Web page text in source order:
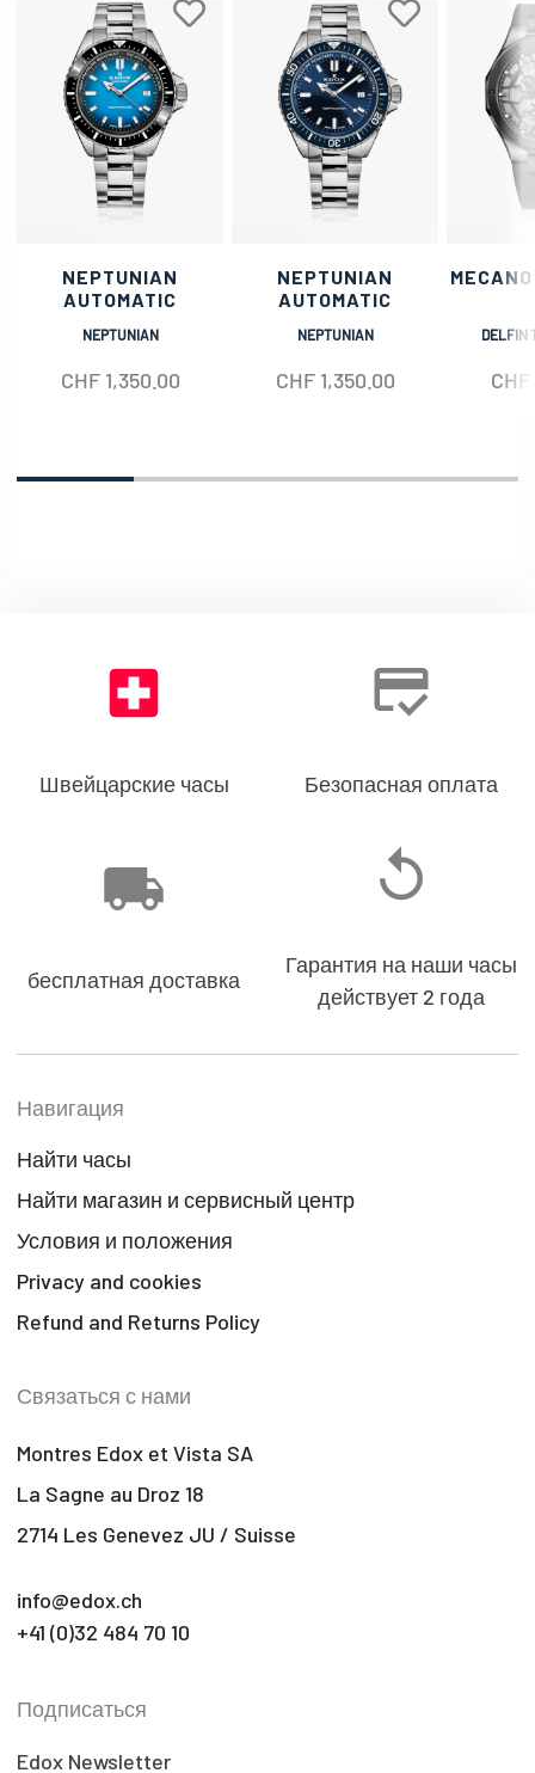
NEPTUNIAN
AUTOMATIC
NEPTUNIAN
CHF1,350.00
NEPTUNIAN
AUTOMATIC
NEPTUNIAN
CHF1,350.00
DELFIN
CHF
Швейцарские часы Безопасная оплата
бесплатная доставка
Гарантия на наши часы
действует 2 года
Навигация
Найти часы
Найти магазин и сервисный центр
Условия и положения
Privacy and cookies
Refund and Returns Policy
Связаться с нами
Montres Edox et Vista SA
La Sagne au Droz 18
2714 Les Genevez JU / Suisse
info@edox.ch
+41 (0)32 484 70 10
Подписаться
Edox Newsletter